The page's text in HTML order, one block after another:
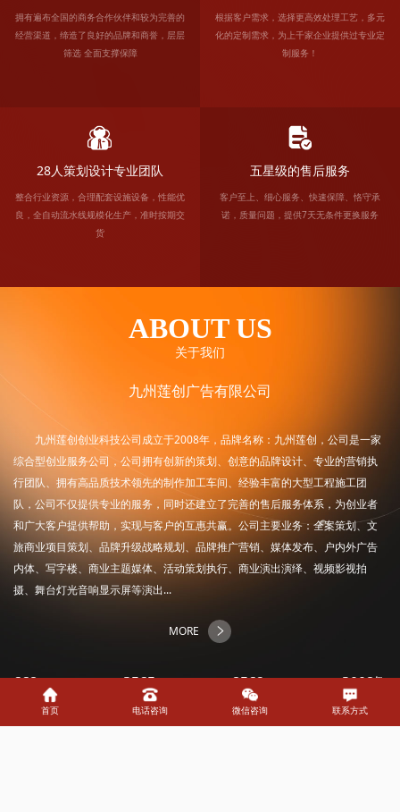
拥有遍布全国的商务合作伙伴和较为完善的
经营渠道，缔造了良好的品牌和商誉，层层
筛选 全面支撑保障
根据客户需求，选择更高效处理工艺，多元
化的定制需求，为上千家企业提供过专业定
制服务！
28人策划设计专业团队
整合行业资源，合理配套设施设备，性能优
良，全自动流水线规模化生产，准时按期交
货
五星级的售后服务
客户至上、细心服务、快速保障、恪守承
诺，质量问题，提供7天无条件更换服务
ABOUT US
关于我们
九州莲创广告有限公司
九州莲创创业科技公司成立于2008年，品牌名称：九州莲创，公司是一家
综合型创业服务公司，公司拥有创新的策划、创意的品牌设计、专业的营销执
行团队、拥有高品质技术领先的制作加工车间、经验丰富的大型工程施工团
队，公司不仅提供专业的服务，同时还建立了完善的售后服务体系，为创业者
和广大客户提供帮助，实现与客户的互惠共赢。公司主要业务：全案策划、文
旅商业项目策划、品牌升级战略规划、品牌推广营销、媒体发布、户内外广告
内体、写字楼、商业主题媒体、活动策划执行、商业演出演绎、视频影视拍
摄、舞台灯光音响显示屏等演出...
MORE
668+
合作企业客户
2565+
累积客户案例
8569+
户外大牌资源
2008年
公司创立年
首页 电话咨询 微信咨询 联系方式